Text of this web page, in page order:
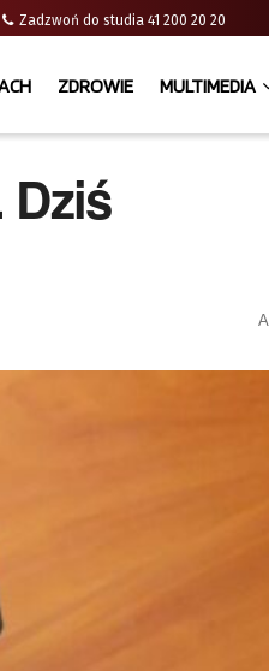
Zadzwoń do studia 41 200 20 20
ZDROWIE MULTIMEDIA
A